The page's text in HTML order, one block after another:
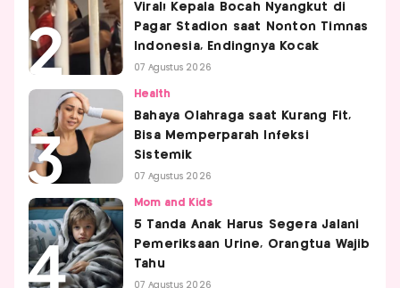
Viral! Kepala Bocah Nyangkut di
Pagar Stadion saat Nonton Timnas
Indonesia, Endingnya Kocak
07 Agustus 2026
Health
Bahaya Olahraga saat Kurang Fit,
Bisa Memperparah Infeksi
Sistemik
07 Agustus 2026
Mom and Kids
5 Tanda Anak Harus Segera Jalani
Pemeriksaan Urine, Orangtua Wajib
Tahu
07 Agustus 2026